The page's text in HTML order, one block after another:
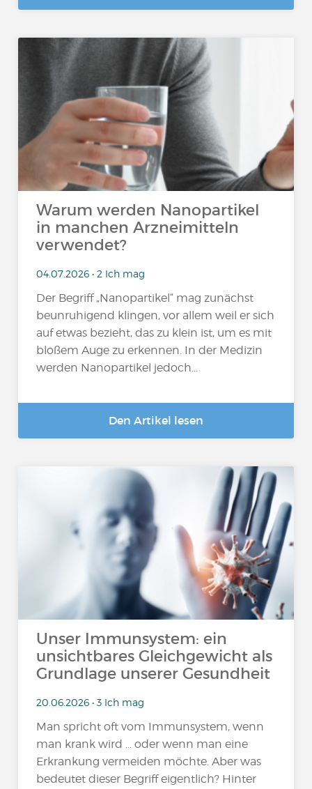
Warum werden Nanopartikel
in manchen Arzneimitteln
verwendet?
04.07.2026 • 2 Ich mag
Der Begriff „Nanopartikel“ mag zunächst
beunruhigend klingen, vor allem weil er sich
auf etwas bezieht, das zu klein ist, um es mit
bloßem Auge zu erkennen. In der Medizin
werden Nanopartikel jedoch...
Den Artikel lesen
Unser Immunsystem: ein
unsichtbares Gleichgewicht als
Grundlage unserer Gesundheit
20.06.2026 • 3 Ich mag
Man spricht oft vom Immunsystem, wenn
man krank wird … oder wenn man eine
Erkrankung vermeiden möchte. Aber was
bedeutet dieser Begriff eigentlich? Hinter